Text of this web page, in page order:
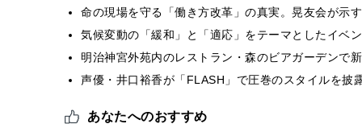
命の現場を守る「働き方改革」の真実。晃友会が示
気候変動の「緩和」と「適応」をテーマとしたイベ
明治神宮外苑内のレストラン・森のビアガーデンで
声優・井口裕香が「FLASH」で圧巻のスタイルを
あなたへのおすすめ